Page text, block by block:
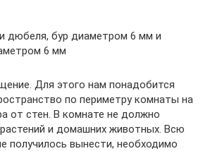
дюбеля, бур диаметром 6 мм и
6 мм
Для этого нам понадобится
по периметру комнаты на
от стен. В комнате не должно
и домашних животных. Всю
получилось вынести, необходимо